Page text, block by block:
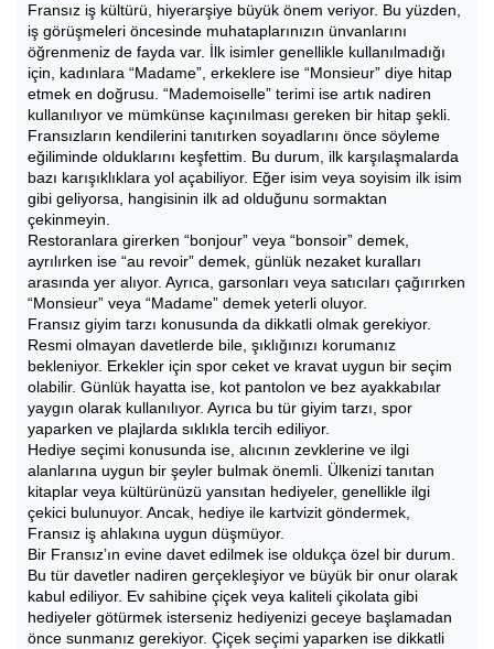
Fransız iş kültürü, hiyerarşiye büyük önem veriyor. Bu yüzden,
iş görüşmeleri öncesinde muhataplarınızın ünvanlarını
öğrenmeniz de fayda var. İlk isimler genellikle kullanılmadığı
için, kadınlara “Madame”, erkeklere ise “Monsieur” diye hitap
etmek en doğrusu. “Mademoiselle” terimi ise artık nadiren
kullanılıyor ve mümkünse kaçınılması gereken bir hitap şekli.
Fransızların kendilerini tanıtırken soyadlarını önce söyleme
eğiliminde olduklarını keşfettim. Bu durum, ilk karşılaşmalarda
bazı karışıklıklara yol açabiliyor. Eğer isim veya soyisim ilk isim
gibi geliyorsa, hangisinin ilk ad olduğunu sormaktan
çekinmeyin.
Restoranlara girerken “bonjour” veya “bonsoir” demek,
ayrılırken ise “au revoir” demek, günlük nezaket kuralları
arasında yer alıyor. Ayrıca, garsonları veya satıcıları çağırırken
“Monsieur” veya “Madame” demek yeterli oluyor.
Fransız giyim tarzı konusunda da dikkatli olmak gerekiyor.
Resmi olmayan davetlerde bile, şıklığınızı korumanız
bekleniyor. Erkekler için spor ceket ve kravat uygun bir seçim
olabilir. Günlük hayatta ise, kot pantolon ve bez ayakkabılar
yaygın olarak kullanılıyor. Ayrıca bu tür giyim tarzı, spor
yaparken ve plajlarda sıklıkla tercih ediliyor.
Hediye seçimi konusunda ise, alıcının zevklerine ve ilgi
alanlarına uygun bir şeyler bulmak önemli. Ülkenizi tanıtan
kitaplar veya kültürünüzü yansıtan hediyeler, genellikle ilgi
çekici bulunuyor. Ancak, hediye ile kartvizit göndermek,
Fransız iş ahlakına uygun düşmüyor.
Bir Fransız’ın evine davet edilmek ise oldukça özel bir durum.
Bu tür davetler nadiren gerçekleşiyor ve büyük bir onur olarak
kabul ediliyor. Ev sahibine çiçek veya kaliteli çikolata gibi
hediyeler götürmek isterseniz hediyenizi geceye başlamadan
önce sunmanız gerekiyor. Çiçek seçimi yaparken ise dikkatli